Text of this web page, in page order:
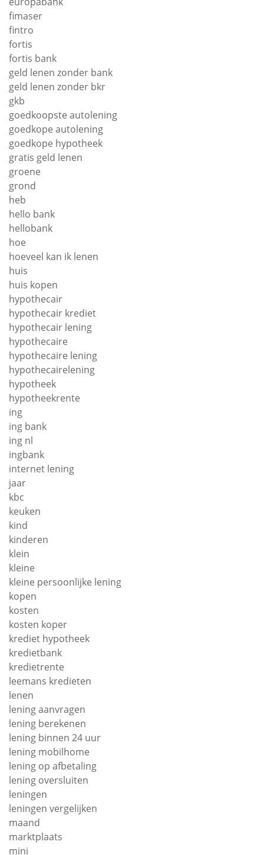
fimaser
fintro
fortis
fortis bank
geld lenen zonder bank
geld lenen zonder bkr
gkb
goedkoopste autolening
goedkope autolening
goedkope hypotheek
gratis geld lenen
groene
grond
heb
hello bank
hellobank
hoe
hoeveel kan ik lenen
huis
huis kopen
hypothecair
hypothecair krediet
hypothecair lening
hypothecaire
hypothecaire lening
hypothecairelening
hypotheek
hypotheekrente
ing
ing bank
ing nl
ingbank
internet lening
jaar
kbc
keuken
kind
kinderen
klein
kleine
kleine persoonlijke lening
kopen
kosten
kosten koper
krediet hypotheek
kredietbank
kredietrente
leemans kredieten
lenen
lening aanvragen
lening berekenen
lening binnen 24 uur
lening mobilhome
lening op afbetaling
lening oversluiten
leningen
leningen vergelijken
maand
marktplaats
mini